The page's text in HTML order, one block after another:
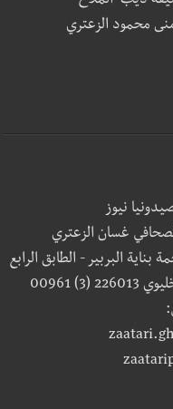
منى محمود الزعتري
نيوز
غسان الزعتري
البربير - الطابق الرابع